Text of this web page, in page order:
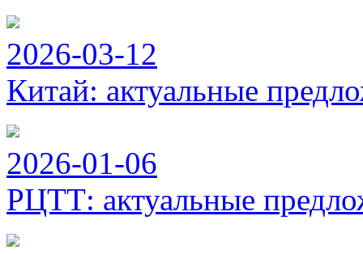
2026-03-12
Китай: актуальные
2026-01-06
РЦТТ: актуальные